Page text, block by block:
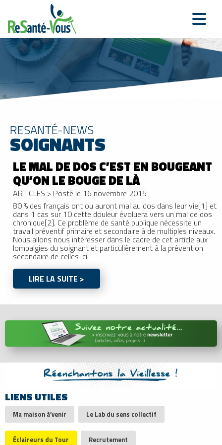
RESANTÉ-NEWS
SOIGNANTS
LE MAL DE DOS C’EST EN BOUGEANT
QU’ON LE BOUGE DE LÀ
ARTICLES > Posté le 16 novembre 2015
80 % des français ont ou auront mal au dos dans leur vie[1] et
dans 1 cas sur 10 cette douleur évoluera vers un mal de dos
chronique[2]. Ce problème de santé publique nécessite un
travail préventif primaire et secondaire à de multiples niveaux.
Nous allons nous intéresser dans le cadre de cet article aux
lombalgies du soignant et particulièrement à la prévention
secondaire de celles-ci.
LIRE LA SUITE >
LIENS UTILES
Ma maison à’venir Le Lab du sens collectif
Éclaireurs du Tour Recrutement